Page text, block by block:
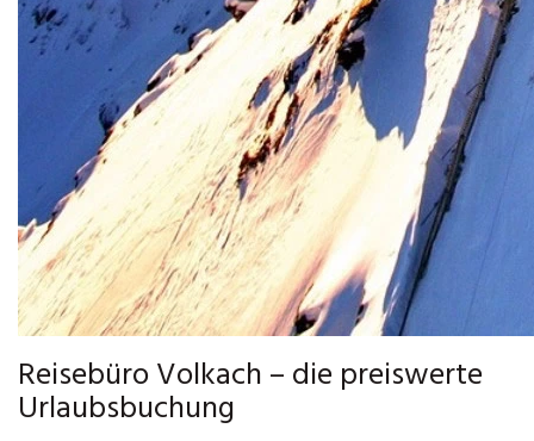
Reisebüro Volkach – die preiswerte
Urlaubsbuchung